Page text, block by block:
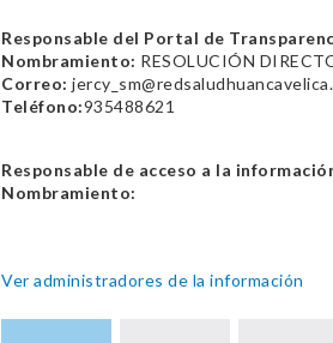
Responsable del Portal de
Nombramiento: RESOLUCIÓN
Correo:
Teléfono:935488621
Responsable de acceso a la
Nombramiento:
Ver administradores de la información